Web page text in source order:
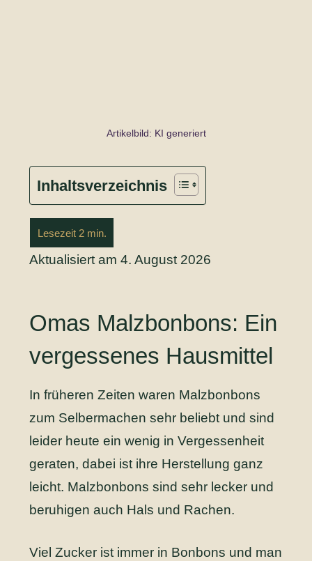
Artikelbild: KI generiert
Inhaltsverzeichnis
Aktualisiert am 4. August 2026
Omas Malzbonbons: Ein
vergessenes Hausmittel
In früheren Zeiten waren Malzbonbons
zum Selbermachen sehr beliebt und sind
leider heute ein wenig in Vergessenheit
geraten, dabei ist ihre Herstellung ganz
leicht. Malzbonbons sind sehr lecker und
beruhigen auch Hals und Rachen.
Viel Zucker ist immer in Bonbons und man